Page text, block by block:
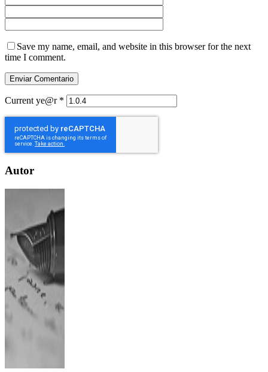
Save my name, email, and website in this browser for the next
time I comment.
Current ye@r *
Autor